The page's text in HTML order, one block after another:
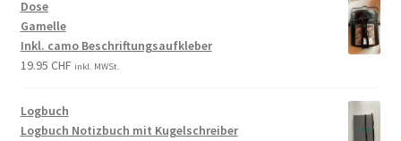
Dose
Gamelle
Inkl. camo Beschriftungsaufkleber
19.95 CHF inkl. MWSt.
Logbuch
Logbuch Notizbuch mit Kugelschreiber